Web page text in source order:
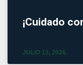
¡Cuidado
JULIO 13, 2026